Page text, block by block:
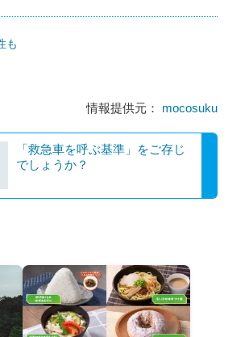
も
情報提供元： mocosuku
「救急車を呼ぶ基準」をご存じ
でしょうか？